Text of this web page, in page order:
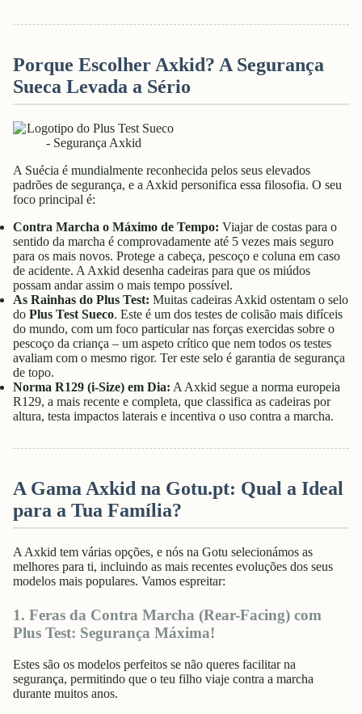
Porque Escolher Axkid? A Segurança
Sueca Levada a Sério
A Suécia é mundialmente reconhecida pelos seus elevados
padrões de segurança, e a Axkid personifica essa filosofia. O seu
foco principal é:
Contra Marcha o Máximo de Tempo: Viajar de costas para o
sentido da marcha é comprovadamente até 5 vezes mais seguro
para os mais novos. Protege a cabeça, pescoço e coluna em caso
de acidente. A Axkid desenha cadeiras para que os miúdos
possam andar assim o mais tempo possível.
As Rainhas do Plus Test: Muitas cadeiras Axkid ostentam o selo
do Plus Test Sueco. Este é um dos testes de colisão mais difíceis
do mundo, com um foco particular nas forças exercidas sobre o
pescoço da criança – um aspeto crítico que nem todos os testes
avaliam com o mesmo rigor. Ter este selo é garantia de segurança
de topo.
Norma R129 (i-Size) em Dia: A Axkid segue a norma europeia
R129, a mais recente e completa, que classifica as cadeiras por
altura, testa impactos laterais e incentiva o uso contra a marcha.
A Gama Axkid na Gotu.pt: Qual a Ideal
para a Tua Família?
A Axkid tem várias opções, e nós na Gotu selecionámos as
melhores para ti, incluindo as mais recentes evoluções dos seus
modelos mais populares. Vamos espreitar:
1. Feras da Contra Marcha (Rear-Facing) com
Plus Test: Segurança Máxima!
Estes são os modelos perfeitos se não queres facilitar na
segurança, permitindo que o teu filho viaje contra a marcha
durante muitos anos.